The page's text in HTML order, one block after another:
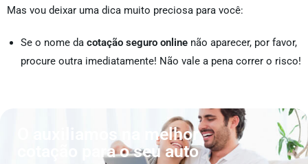
Mas vou deixar uma dica muito preciosa para você:
Se o nome da cotação seguro online não aparecer, por favor,
procure outra imediatamente! Não vale a pena correr o risco!
O auxiliamos na melhor
cotação para o seu auto